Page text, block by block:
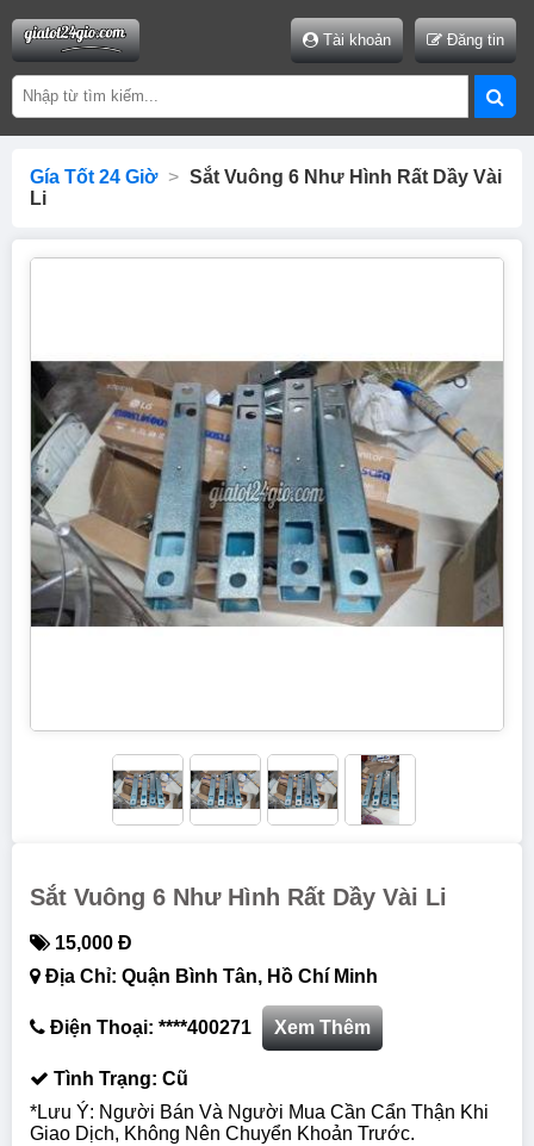
Tài khoản Đăng tin
Gía Tốt 24 Giờ > Sắt Vuông 6 Như Hình Rất Dầy Vài
Li
Sắt Vuông 6 Như Hình Rất Dầy Vài Li
15,000 Đ
Địa Chỉ: Quận Bình Tân, Hồ Chí Minh
Điện Thoại: ****400271 Xem Thêm
Tình Trạng: Cũ
*Lưu Ý: Người Bán Và Người Mua Cần Cẩn Thận Khi
Giao Dịch, Không Nên Chuyển Khoản Trước.